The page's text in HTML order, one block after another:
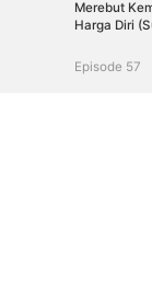
Merebut
Harga Diri
Episode 57